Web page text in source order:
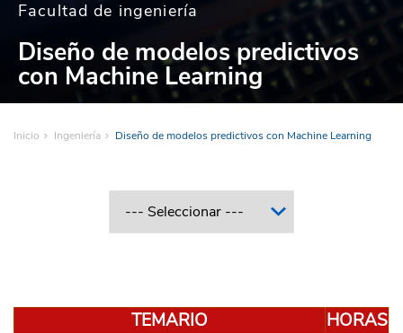
Facultad de ingeniería
Diseño de modelos predictivos
con Machine Learning
Inicio Ingeniería Diseño de modelos predictivos con Machine Learning
TEMARIO HORAS